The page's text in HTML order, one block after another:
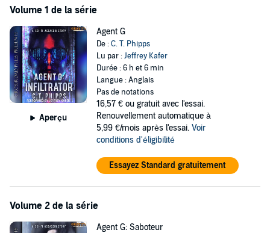
follows the transformation of our present-day world into a terrifying
©2020 Charles Phipps (P)2022 David N. Wilson
Volume 1 de la série
Aperçu
Agent G
De :C. T. Phipps
Lu par :Jeffrey Kafer
Durée : 6 h et 6 min
Langue : Anglais
Pas de notations
16,57 € ou gratuit avec l'essai.
Renouvellement automatique à
5,99 €/mois après l'essai. Voir
conditions d'éligibilité
Essayez Standard gratuitement
Volume 2 de la série
Agent G: Saboteur